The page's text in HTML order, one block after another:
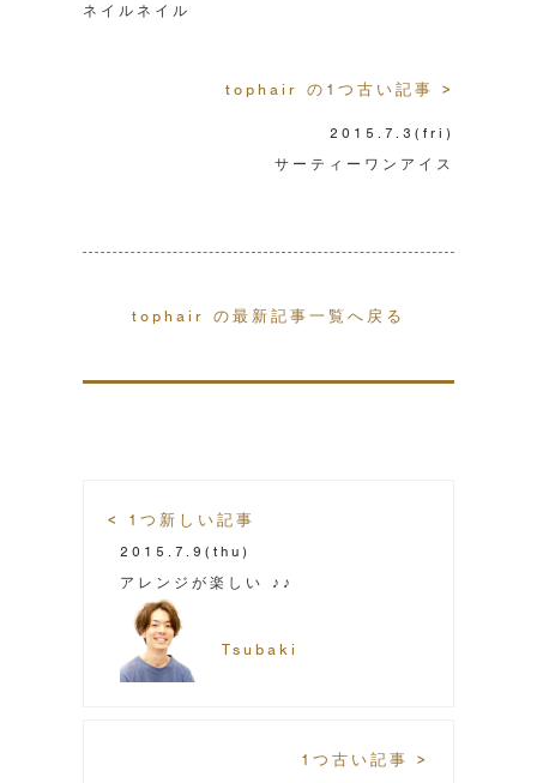
ネイルネイル
tophair の1つ古い記事 >
2015.7.3 (fri)
サーティーワンアイス
tophair の最新記事一覧へ戻る
< 1つ新しい記事
2015.7.9 (thu)
アレンジが楽しい ♪♪
Tsubaki
1つ古い記事 >